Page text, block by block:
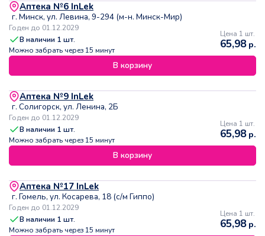
Аптека №6 InLek
г. Минск, ул. Левина, 9-294 (м-н. Минск-Мир)
Годен до 01.12.2029
В наличии 1 шт.
Можно забрать через 15 минут
Цена 1 шт.
65,98р.
В корзину
Аптека №9 InLek
г. Солигорск, ул. Ленина, 2Б
Годен до 01.12.2029
В наличии 1 шт.
Можно забрать через 15 минут
Цена 1 шт.
65,98р.
В корзину
Аптека №17 InLek
г. Гомель, ул. Косарева, 18 (с/м Гиппо)
Годен до 01.12.2029
В наличии 1 шт.
Можно забрать через 15 минут
Цена 1 шт.
65,98р.